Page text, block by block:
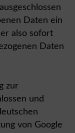
Daten ein
also sofort
Daten
zur
und
von Google